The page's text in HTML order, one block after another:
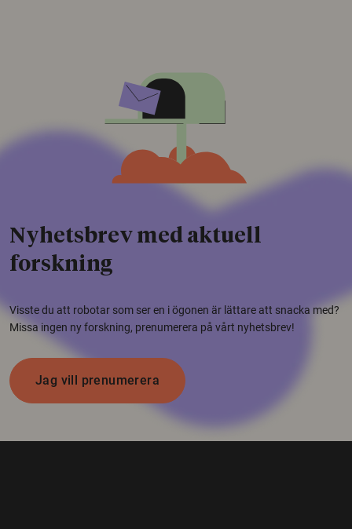
Nyhetsbrev med aktuell
forskning
Visste du att robotar som ser en i ögonen är lättare att snacka med?
Missa ingen ny forskning, prenumerera på vårt nyhetsbrev!
Jag vill prenumerera